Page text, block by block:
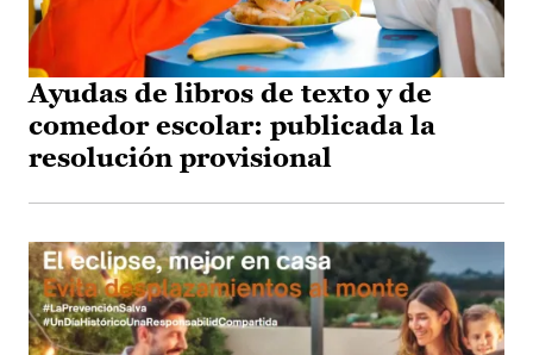
Ayudas de libros de texto y de
comedor escolar: publicada la
resolución provisional